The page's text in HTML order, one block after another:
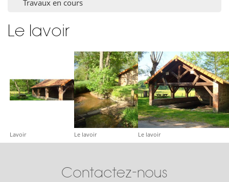
Travaux en cours
Le lavoir
Lavoir Le lavoir Le lavoir
Contactez-nous